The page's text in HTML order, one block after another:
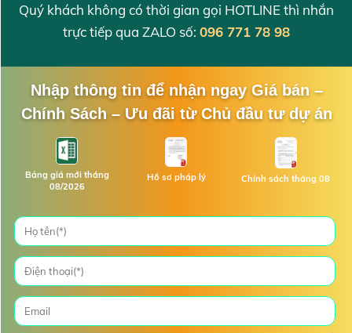
Quý khách không có thời gian gọi HOTLINE thì nhắn
trực tiếp qua ZALO số: 096 771 78 98
Nhập thông tin để nhận ngay Giá bán –
Chính Sách – Ưu đãi từ Chủ đầu tư dự án
Bảng giá mới tháng
08/2026
Hồ sơ pháp lý Chính sách tháng 08